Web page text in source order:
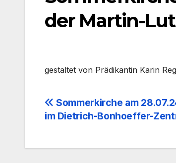
der Martin-
gestal­tet von Prä­di­kan­tin Karin
Sommerkirche am
im Dietrich-Bonhoeffer-